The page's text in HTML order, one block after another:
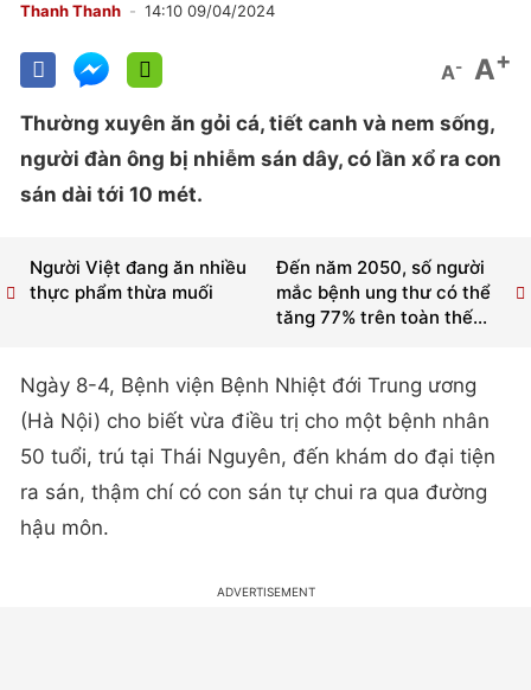
Thanh Thanh 14:10 09/04/2024
A- A+
Thường xuyên ăn gỏi cá, tiết canh và nem sống,
người đàn ông bị nhiễm sán dây, có lần xổ ra con
sán dài tới 10 mét.
Đến năm 2050, số người
mắc bệnh ung thư có thể
tăng 77% trên toàn thế...
Người Việt đang ăn nhiều
thực phẩm thừa muối
Ngày 8-4, Bệnh viện Bệnh Nhiệt đới Trung ương
(Hà Nội) cho biết vừa điều trị cho một bệnh nhân
50 tuổi, trú tại Thái Nguyên, đến khám do đại tiện
ra sán, thậm chí có con sán tự chui ra qua đường
hậu môn.